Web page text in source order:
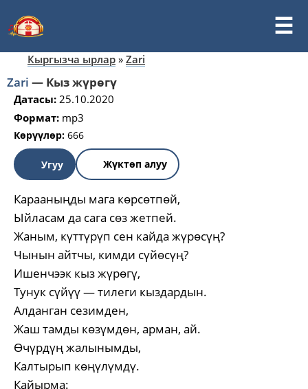
Кыргызча ырлар » Zari
Zari — Кыз жүрөгү
Датасы: 25.10.2020
Формат: mp3
Көрүүлөр: 666
Угуу Жүктөп алуу
Карааныңды мага көрсөтпөй,
Ыйласам да сага сөз жетпей.
Жаным, күттүрүп сен кайда жүрөсүң?
Чынын айтчы, кимди сүйөсүң?
Ишенчээк кыз жүрөгү,
Тунук сүйүү — тилеги кыздардын.
Алданган сезимден,
Жаш тамды көзүмдөн, арман, ай.
Өчүрдүң жалынымды,
Калтырып көңүлүмдү.
Кайырма: